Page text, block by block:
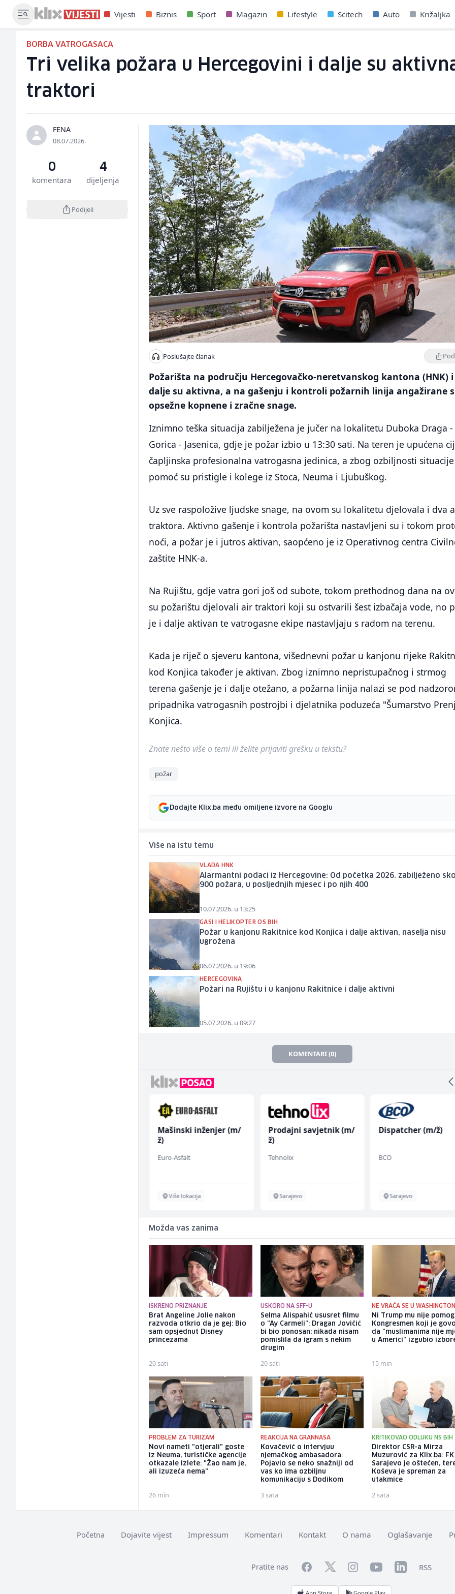
Vijesti Biznis Sport Magazin Lifestyle Scitech Auto Križaljka
BORBA VATROGASACA
Tri velika požara u Hercegovini i dalje su
traktori
FENA
08.07.2026.
0
komentara
4
dijeljenja
Podijeli
Poslušajte članak
Požarišta na području Hercegovačko-neretvanskog kantona (HNK) i
dalje su aktivna, a na gašenju i kontroli požarnih linija angažirane
opsežne kopnene i zračne snage.
Iznimno teška situacija zabilježena je jučer na lokalitetu Duboka Draga -
Gorica - Jasenica, gdje je požar izbio u 13:30 sati. Na teren je upućena
čapljinska profesionalna vatrogasna jedinica, a zbog ozbiljnosti
pomoć su pristigle i kolege iz Stoca, Neuma i Ljubuškog.
Uz sve raspoložive ljudske snage, na ovom su lokalitetu djelovala i dva
traktora. Aktivno gašenje i kontrola požarišta nastavljeni su i tokom
noći, a požar je i jutros aktivan, saopćeno je iz Operativnog centra
zaštite HNK-a.
Na Rujištu, gdje vatra gori još od subote, tokom prethodnog dana na
su požarištu djelovali air traktori koji su ostvarili šest izbačaja vode, no
je i dalje aktivan te vatrogasne ekipe nastavljaju s radom na terenu.
Kada je riječ o sjeveru kantona, višednevni požar u kanjonu rijeke
kod Konjica također je aktivan. Zbog iznimno nepristupačnog i strmog
terena gašenje je i dalje otežano, a požarna linija nalazi se pod
pripadnika vatrogasnih postrojbi i djelatnika poduzeća "Šumarstvo
Konjica.
Znate nešto više o temi ili želite prijaviti grešku u tekstu?
požar
Dodajte Klix.ba među omiljene izvore na Googlu
Više na istu temu
VLADA HNK
Alarmantni podaci iz Hercegovine: Od početka 2026. zabilježeno
900 požara, u posljednjih mjesec i po njih 400
10.07.2026. u 13:25
GASI I HELIKOPTER OS BIH
Požar u kanjonu Rakitnice kod Konjica i dalje aktivan, naselja nisu
ugrožena
06.07.2026. u 19:06
HERCEGOVINA
Požari na Rujištu i u kanjonu Rakitnice i dalje aktivni
05.07.2026. u 09:27
KOMENTARI (0)
Mašinski inženjer (m/
ž)
Euro-Asfalt
Više lokacija
Prodajni savjetnik (m/
ž)
Tehnolix
Sarajevo
Dispatcher (m/ž)
BCO
Sarajevo
Možda vas zanima
ISKRENO PRIZNANJE
Brat Angeline Jolie nakon
razvoda otkrio da je gej: Bio
sam opsjednut Disney
princezama
20 sati
USKORO NA SFF-U
Selma Alispahić ususret filmu
o "Ay Carmeli": Dragan Jovičić
bi bio ponosan; nikada nisam
pomislila da igram s nekim
drugim
20 sati
NE VRAĆA SE U WASHINGTON
Ni Trump mu nije
Kongresmen koji je
da "muslimanima nije
u Americi" izgubio
15 min
PROBLEM ZA TURIZAM
Novi nameti "otjerali" goste
iz Neuma, turističke agencije
otkazale izlete: "Žao nam je,
ali izuzeća nema"
26 min
REAKCIJA NA GRANNASA
Kovačević o intervjuu
njemačkog ambasadora:
Pojavio se neko snažniji od
vas ko ima ozbiljnu
komunikaciju s Dodikom
3 sata
KRITIKOVAO ODLUKU NS BIH
Direktor CSR-a Mirza
Muzurović za Klix.ba: FK
Sarajevo je oštećen,
Koševa je spreman za
utakmice
2 sata
Početna Dojavite vijest Impressum Komentari Kontakt O nama Oglašavanje
Pratite nas FacebookTwitterInstagramYouTubeLinkedInRSS